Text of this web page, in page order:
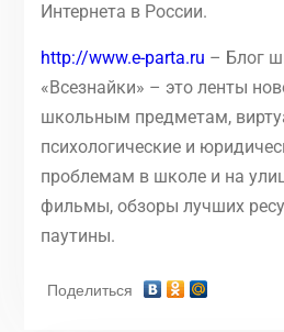
Интернета в России.
http://www.e-parta.ru – Блог
«Всезнайки» – это ленты
школьным предметам,
психологические и
проблемам в школе и на
фильмы, обзоры лучших
паутины.
Поделиться